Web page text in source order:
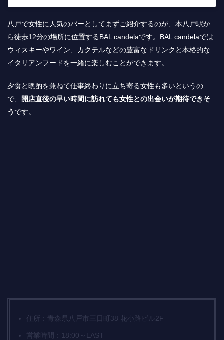
八戸で女性に人気のバーとしてまずご紹介するのが、本八戸駅か
ら徒歩12分の場所に位置するBAL candelaです。BAL candelaでは
ウィスキーやワイン、カクテルなどの豊富なドリンクと本格的な
イタリアンフードを一緒に楽しむことができます。
夕食と晩酌を兼ねて仕事終わりに立ち寄る女性も多いというの
で、
開店直後の早い時間に訪れても女性との出会いが期待できそ
う です。
住所：青森県八戸市三日町38 花小路ビル2F
営業時間：18:00～LAST